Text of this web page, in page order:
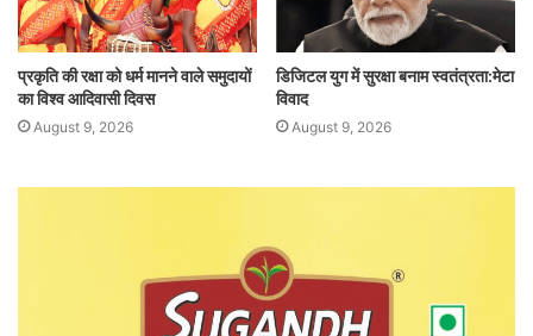
प्रकृति की रक्षा को धर्म मानने वाले समुदायों
का विश्व आदिवासी दिवस
August 9, 2026
डिजिटल युग में सुरक्षा बनाम स्वतंत्रता:मेटा
विवाद
August 9, 2026